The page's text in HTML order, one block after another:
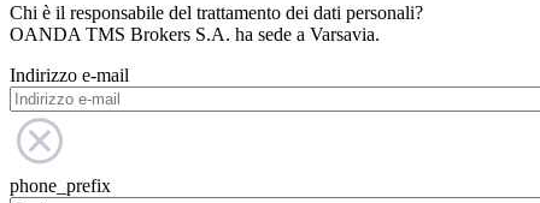
Chi è il responsabile del trattamento dei dati personali?
OANDA TMS Brokers S.A. ha sede a Varsavia.
Indirizzo e-mail
phone_prefix